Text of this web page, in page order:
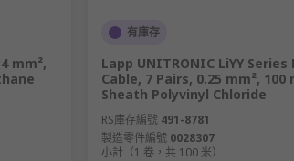
mm²,
有庫存
Lapp UNITRONIC LiYY Series
Cable, 7 Pairs, 0.25 mm², 100
Sheath Polyvinyl Chloride
RS庫存編號 491-8781
製造零件編號 0028307
小計（1 卷，共 100 米）